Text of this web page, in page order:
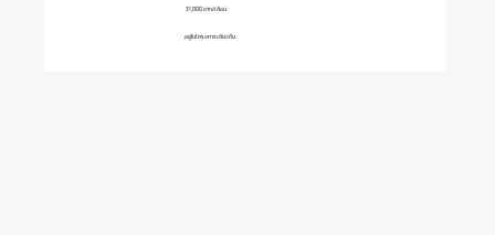
31,000 บาท/เดือน
อยู่ในโครงการเดียวกัน